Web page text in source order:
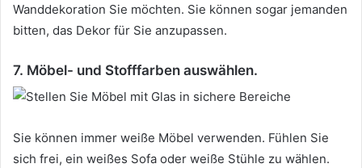
Wanddekoration Sie möchten. Sie können sogar jemanden
bitten, das Dekor für Sie anzupassen.
7. Möbel- und Stofffarben auswählen.
Sie können immer weiße Möbel verwenden. Fühlen Sie
sich frei, ein weißes Sofa oder weiße Stühle zu wählen.